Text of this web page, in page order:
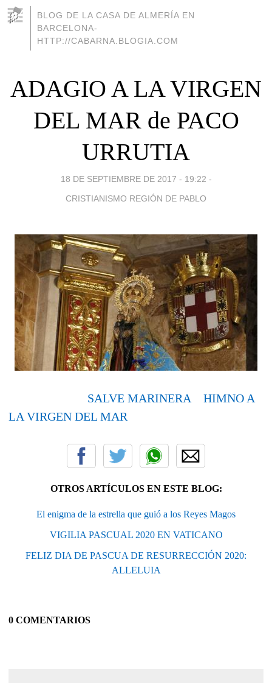
BLOG DE LA CASA DE ALMERÍA EN
BARCELONA-
HTTP://CABARNA.BLOGIA.COM
ADAGIO A LA VIRGEN
DEL MAR de PACO
URRUTIA
18 DE SEPTIEMBRE DE 2017 - 19:22 -
CRISTIANISMO REGIÓN DE PABLO
SALVE MARINERA
HIMNO A
LA VIRGEN DEL MAR
OTROS ARTÍCULOS EN ESTE BLOG:
El enigma de la estrella que guió a los Reyes Magos
VIGILIA PASCUAL 2020 EN VATICANO
FELIZ DIA DE PASCUA DE RESURRECCIÓN 2020:
ALLELUIA
0 COMENTARIOS